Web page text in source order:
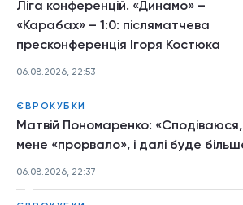
Ліга конференцій. «Динамо» –
«Карабах» – 1:0: післяматчева
пресконференція Ігоря Костюка
06.08.2026, 22:53
ЄВРОКУБКИ
Матвій Пономаренко: «Сподіваюся,
мене «прорвало», і далі буде
06.08.2026, 22:37